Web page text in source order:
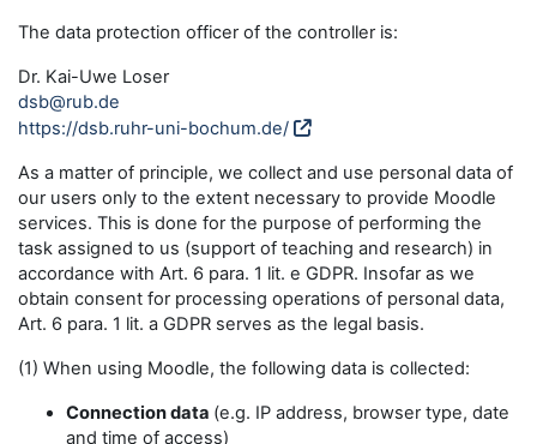
The data protection officer of the controller is:
Dr. Kai-Uwe Loser
dsb@rub.de
https://dsb.ruhr-uni-bochum.de/
As a matter of principle, we collect and use personal data of
our users only to the extent necessary to provide Moodle
services. This is done for the purpose of performing the
task assigned to us (support of teaching and research) in
accordance with Art. 6 para. 1 lit. e GDPR. Insofar as we
obtain consent for processing operations of personal data,
Art. 6 para. 1 lit. a GDPR serves as the legal basis.
(1) When using Moodle, the following data is collected:
Connection data (e.g. IP address, browser type, date
and time of access)